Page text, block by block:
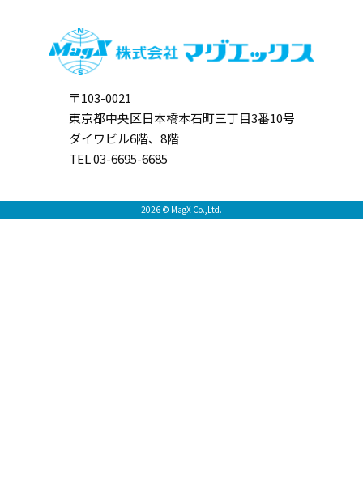
〒103-0021
東京都中央区日本橋本石町三丁目3番10号
ダイワビル6階、8階
TEL 03-6695-6685
2026 © MagX Co.,Ltd.